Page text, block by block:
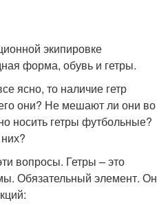
экипировке
форма, обувь и гетры.
ясно, то наличие гетр
они? Не мешают ли они во
носить гетры футбольные?
вопросы. Гетры – это
Обязательный элемент. Он